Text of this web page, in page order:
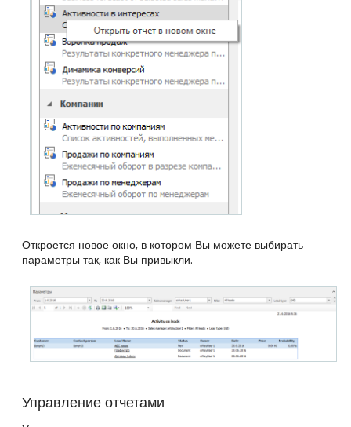
Откроется новое окно, в котором Вы можете выбирать
параметры так, как Вы привыкли.
Управление отчетами